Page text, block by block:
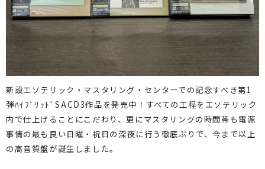
新設エソテリック・マスタリング・センターでの記念すべき第1
弾ﾊｲﾌﾞﾘｯﾄﾞSACD3作品を発売中！すべての工程をエソテリック
内で仕上げることにこだわり、更にマスタリングの時間帯も電源
事情の最も良い日曜・祝日の深夜に行う徹底ぶりで、今まで以上
の高音質盤が誕生しました。